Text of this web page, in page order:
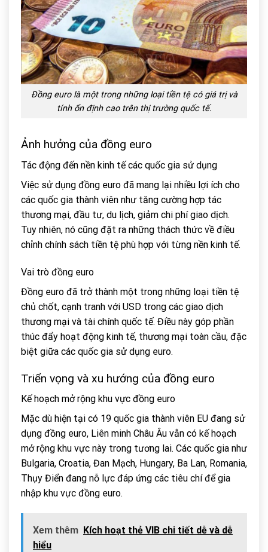
Đồng euro là một trong những loại tiền tệ có giá trị và
tính ổn định cao trên thị trường quốc tế.
Ảnh hưởng của đồng euro
Tác động đến nền kinh tế các quốc gia sử dụng
Việc sử dụng đồng euro đã mang lại nhiều lợi ích cho
các quốc gia thành viên như tăng cường hợp tác
thương mại, đầu tư, du lịch, giảm chi phí giao dịch.
Tuy nhiên, nó cũng đặt ra những thách thức về điều
chỉnh chính sách tiền tệ phù hợp với từng nền kinh tế.
Vai trò đồng euro
Đồng euro đã trở thành một trong những loại tiền tệ
chủ chốt, cạnh tranh với USD trong các giao dịch
thương mại và tài chính quốc tế. Điều này góp phần
thúc đẩy hoạt động kinh tế, thương mại toàn cầu, đặc
biệt giữa các quốc gia sử dụng euro.
Triển vọng và xu hướng của đồng euro
Kế hoạch mở rộng khu vực đồng euro
Mặc dù hiện tại có 19 quốc gia thành viên EU đang sử
dụng đồng euro, Liên minh Châu Âu vẫn có kế hoạch
mở rộng khu vực này trong tương lai. Các quốc gia như
Bulgaria, Croatia, Đan Mạch, Hungary, Ba Lan, Romania,
Thụy Điển đang nỗ lực đáp ứng các tiêu chí để gia
nhập khu vực đồng euro.
Xem thêm Kích hoạt thẻ VIB chi tiết dễ và dễ
hiểu